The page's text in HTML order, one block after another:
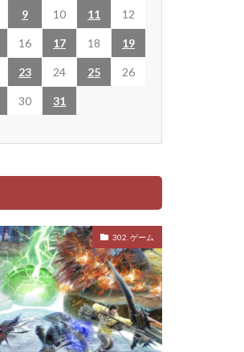
9 10 11 12
16 17 18 19
23 24 25 26
30
31
302. ゲーム